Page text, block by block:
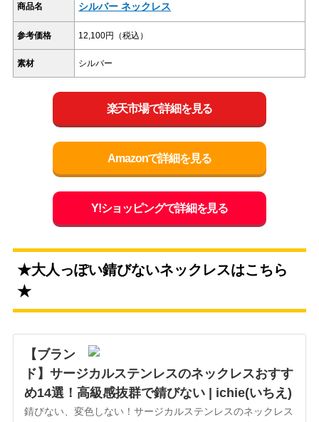
商品名 シルバー ネックレス
参考価格 12,100円（税込）
素材 シルバー
楽天市場で詳細を見る
Amazonで詳細を見る
Y!ショッピングで詳細を見る
★大人っぽい錆びないネックレスはこちら
★
【ブラン
ド】サージカルステンレスのネックレスおすす
め14選！高級感抜群で錆びない | ichie(いちえ)
錆びない、変色しない！サージカルステンレスのネックレス